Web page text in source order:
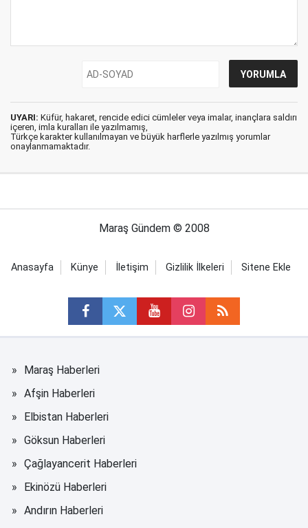
UYARI: Küfür, hakaret, rencide edici cümleler veya imalar, inançlara saldırı
içeren, imla kuralları ile yazılmamış,
Türkçe karakter kullanılmayan ve büyük harflerle yazılmış yorumlar
onaylanmamaktadır.
Maraş Gündem © 2008
Anasayfa Künye İletişim Gizlilik İlkeleri Sitene Ekle
Maraş Haberleri
Afşin Haberleri
Elbistan Haberleri
Göksun Haberleri
Çağlayancerit Haberleri
Ekinözü Haberleri
Andırın Haberleri